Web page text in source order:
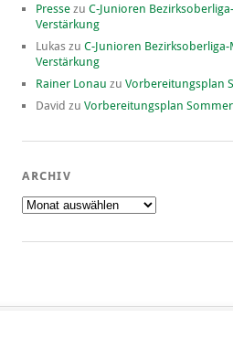
Presse zuC-Junioren
Verstärkung
Lukas zuC-Junioren
Verstärkung
Rainer Lonau zuVorbereitungsplan
David zuVorbereitungsplan
ARCHIV
Archiv